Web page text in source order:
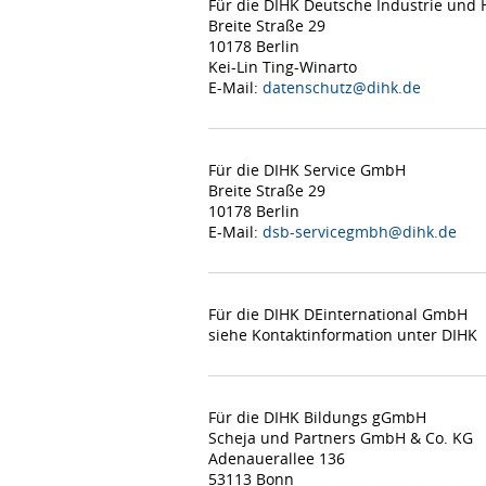
Für die DIHK Deutsche Industrie und
Breite Straße 29
10178 Berlin
Kei-Lin Ting-Winarto
E-Mail: datenschutz@dihk.de
Für die DIHK Service GmbH
Breite Straße 29
10178 Berlin
E-Mail: dsb-servicegmbh@dihk.de
Für die DIHK DEinternational GmbH
siehe Kontaktinformation unter DIHK
Für die DIHK Bildungs gGmbH
Scheja und Partners GmbH & Co. KG
Adenauerallee 136
53113 Bonn